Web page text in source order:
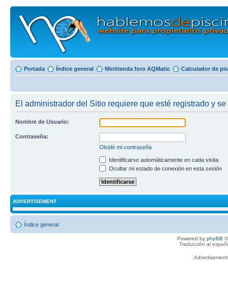
Portada Índice general Minitienda foro AQMatic Calculador de
El administrador del Sitio requiere que esté registrado y
Nombre de Usuario:
Contraseña:
Olvidé mi contraseña
Identificarse automáticamente en cada visita
Ocultar mi estado de conexión en esta sesión
ADVERTISEMENT
Índice general
Powered by phpBB
Traducción al